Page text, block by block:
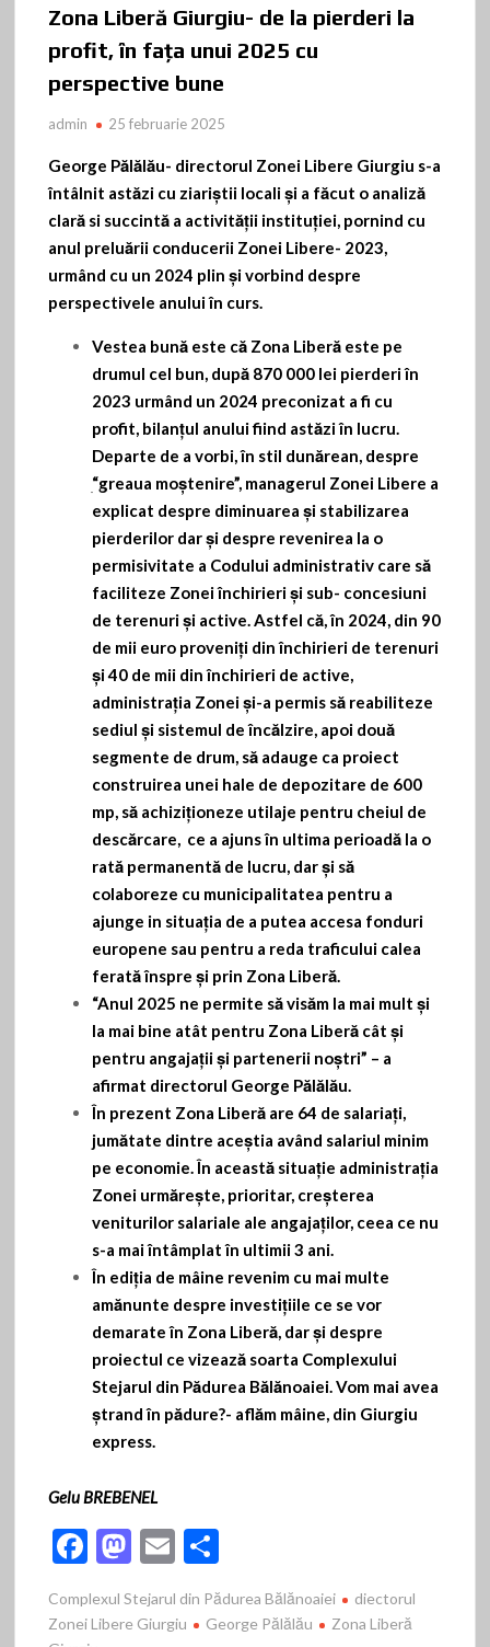
Zona Liberă Giurgiu- de la pierderi la
profit, în fața unui 2025 cu
perspective bune
admin 25 februarie 2025
George Pălălău- directorul Zonei Libere Giurgiu s-a
întâlnit astăzi cu ziariștii locali și a făcut o analiză
clară si succintă a activității instituției, pornind cu
anul preluării conducerii Zonei Libere- 2023,
urmând cu un 2024 plin și vorbind despre
perspectivele anului în curs.
Vestea bună este că Zona Liberă este pe
drumul cel bun, după 870 000 lei pierderi în
2023 urmând un 2024 preconizat a fi cu
profit, bilanțul anului fiind astăzi în lucru.
Departe de a vorbi, în stil dunărean, despre
ׅ“greaua moștenire”, managerul Zonei Libere a
explicat despre diminuarea și stabilizarea
pierderilor dar și despre revenirea la o
permisivitate a Codului administrativ care să
faciliteze Zonei închirieri și sub- concesiuni
de terenuri și active. Astfel că, în 2024, din 90
de mii euro proveniți din închirieri de terenuri
și 40 de mii din închirieri de active,
administrația Zonei și-a permis să reabiliteze
sediul și sistemul de încălzire, apoi două
segmente de drum, să adauge ca proiect
construirea unei hale de depozitare de 600
mp, să achiziționeze utilaje pentru cheiul de
descărcare, ce a ajuns în ultima perioadă la o
rată permanentă de lucru, dar și să
colaboreze cu municipalitatea pentru a
ajunge in situația de a putea accesa fonduri
europene sau pentru a reda traficului calea
ferată înspre și prin Zona Liberă.
“Anul 2025 ne permite să visăm la mai mult și
la mai bine atât pentru Zona Liberă cât și
pentru angajații și partenerii noștri” – a
afirmat directorul George Pălălău.
În prezent Zona Liberă are 64 de salariați,
jumătate dintre aceștia având salariul minim
pe economie. În această situație administrația
Zonei urmărește, prioritar, creșterea
veniturilor salariale ale angajaților, ceea ce nu
s-a mai întâmplat în ultimii 3 ani.
În ediția de mâine revenim cu mai multe
amănunte despre investițiile ce se vor
demarate în Zona Liberă, dar și despre
proiectul ce vizează soarta Complexului
Stejarul din Pădurea Bălănoaiei. Vom mai avea
ștrand în pădure?- aflăm mâine, din Giurgiu
express.
Gelu BREBENEL
F
e
M
to
E
ai
ar
ta
Complexul Stejarul din Pădurea Bălănoaiei
diectorul
Zonei Libere Giurgiu
George Pălălău
Zona Liberă